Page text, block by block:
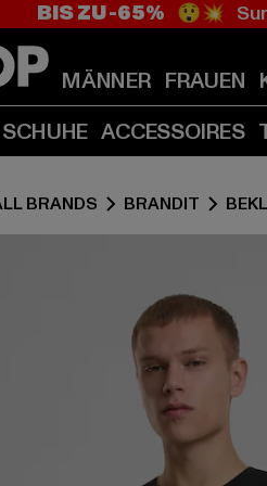
BIS ZU -65% 😲💥
MÄNNER FRAUEN
SCHUHE ACCESSOIRES
BRANDS BRANDIT